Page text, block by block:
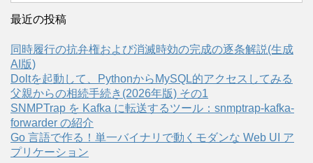
最近の投稿
同時履行の抗弁権および消滅時効の完成の逐条解説(生成
AI版)
Doltを起動して、PythonからMySQL的アクセスしてみる
父親からの相続手続き(2026年版) その1
SNMPTrap を Kafka に転送するツール：snmptrap-kafka-
forwarder の紹介
Go 言語で作る！単一バイナリで動くモダンな Web UI ア
プリケーション